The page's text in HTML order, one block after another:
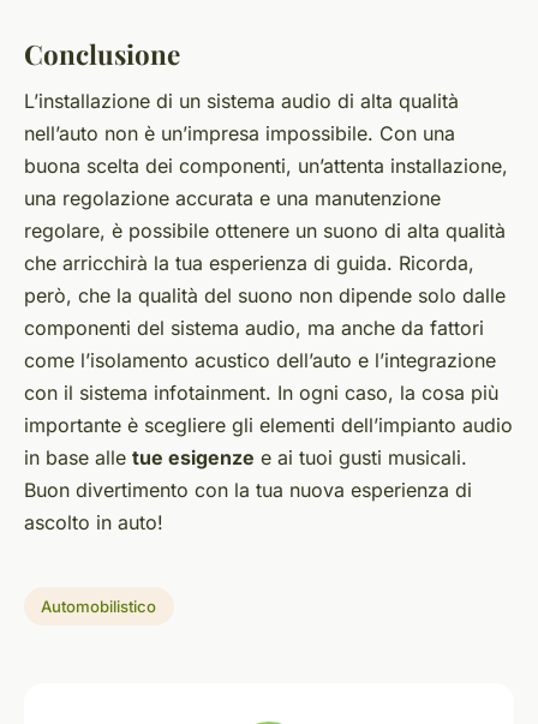
Conclusione
L’installazione di un sistema audio di alta qualità
nell’auto non è un’impresa impossibile. Con una
buona scelta dei componenti, un’attenta installazione,
una regolazione accurata e una manutenzione
regolare, è possibile ottenere un suono di alta qualità
che arricchirà la tua esperienza di guida. Ricorda,
però, che la qualità del suono non dipende solo dalle
componenti del sistema audio, ma anche da fattori
come l’isolamento acustico dell’auto e l’integrazione
con il sistema infotainment. In ogni caso, la cosa più
importante è scegliere gli elementi dell’impianto audio
in base alle tue esigenze e ai tuoi gusti musicali.
Buon divertimento con la tua nuova esperienza di
ascolto in auto!
Automobilistico